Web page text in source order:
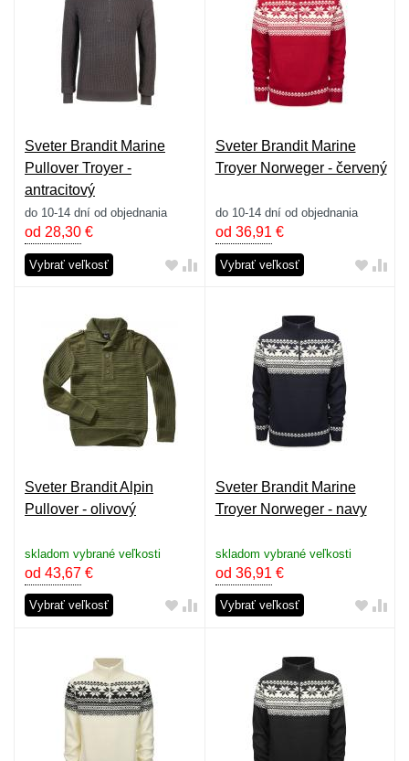
Sveter Brandit Marine
Pullover Troyer -
antracitový
do 10-14 dní od objednania
od 28,30 €
Vybrať veľkosť
Sveter Brandit Marine
Troyer Norweger - červený
do 10-14 dní od objednania
od 36,91 €
Vybrať veľkosť
Sveter Brandit Alpin
Pullover - olivový
skladom vybrané veľkosti
od 43,67 €
Vybrať veľkosť
Sveter Brandit Marine
Troyer Norweger - navy
skladom vybrané veľkosti
od 36,91 €
Vybrať veľkosť